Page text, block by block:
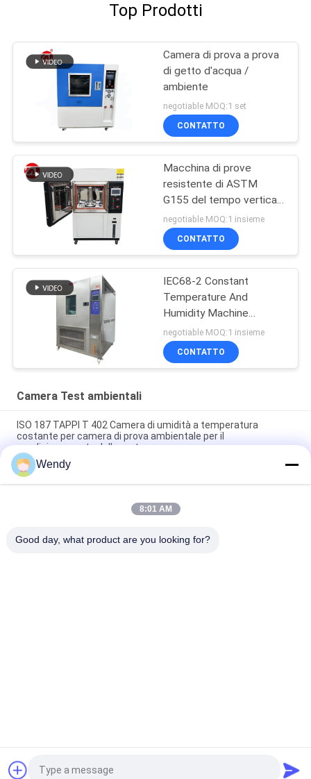
Top Prodotti
Camera di prova a prova
di getto d'acqua /
ambiente
negotiable MOQ:1 set
CONTATTO
Macchina di prove
resistente di ASTM
G155 del tempo verticale
della lampada allo xeno
negotiable MOQ:1 insieme
CONTATTO
IEC68-2 Constant
Temperature And
Humidity Machine
programmabile
negotiable MOQ:1 insieme
CONTATTO
Camera Test ambientali
ISO 187 TAPPI T 402 Camera di umidità a temperatura
costante per camera di prova ambientale per il
condizionamento della carta
Cass composito asciutto e bagnato del NSS Aass della
camera di prova 60L 120L di corrosione dello spruzzo di sale
Camera di prova da tavolino di umidità di temperatura, camera
Richiedi un preventivo
Wendy
8:01 AM
Good day, what product are you looking for?